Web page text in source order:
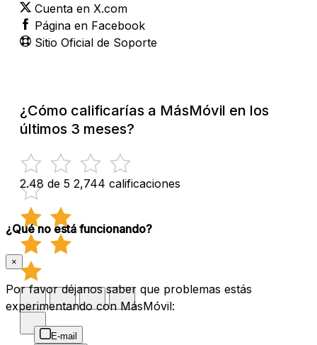
Cuenta en X.com
Página en Facebook
Sitio Oficial de Soporte
¿Cómo calificarías a MásMóvil en los
últimos 3 meses?
2.48 de 5 2,744 calificaciones
¿Qué no está funcionando?
×
Por favor déjanos saber que problemas estás
experimentando con MásMóvil:
E-mail